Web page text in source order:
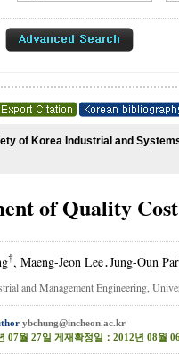
of Korea Industrial and
of Quality
†, Maeng-Jeon Lee․Jung-Oun
and Management Engineering,
ybchung@incheon.ac.kr
07월 27일 게재확정일：2012년 08월